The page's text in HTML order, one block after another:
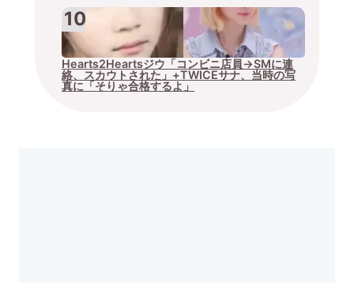
Hearts2Heartsジウ「コンビニ店員→SMに連
絡、スカウトされた」+TWICEサナ、当時の写
真に「そりゃ合格するよ」